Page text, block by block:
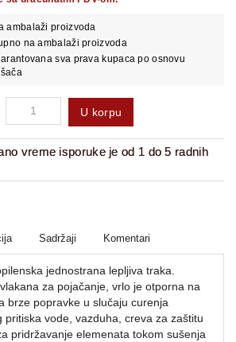
ambalaži proizvoda
na ambalaži proizvoda
sva prava kupaca po osnovu
U korpu
vreme isporuke je od 1 do 5 radnih
Sadržaji Komentari
jednostrana lepljiva traka.
za pojačanje, vrlo je otporna na
brze popravke u slučaju curenja
pritiska vode, vazduha, creva za zaštitu
pridržavanje elemenata tokom sušenja